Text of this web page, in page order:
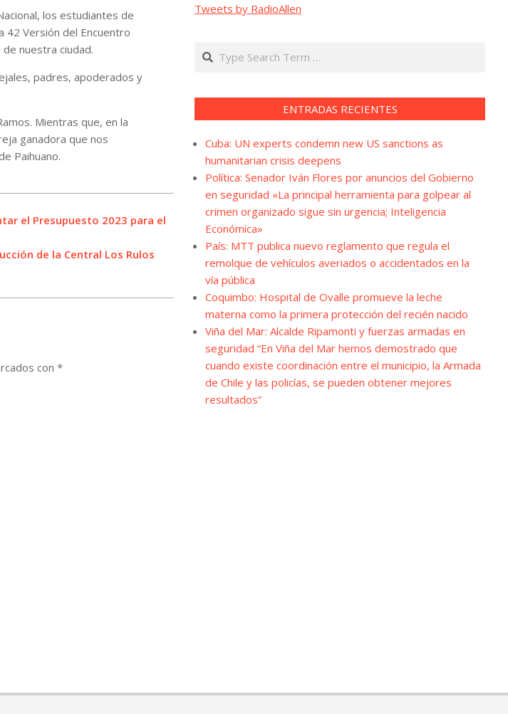
los estudiantes de
42 Versión del Encuentro
nuestra ciudad.
padres, apoderados y
Mientras que, en la
ganadora que nos
Paihuano.
el Presupuesto 2023 para el
de la Central Los Rulos
con *
Tweets by RadioAllen
Search
ENTRADAS RECIENTES
Cuba: UN experts condemn new US sanctions as
humanitarian crisis deepens
Política: Senador Iván Flores por anuncios del Gobierno
en seguridad «La principal herramienta para golpear al
crimen organizado sigue sin urgencia; Inteligencia
Económica»
País: MTT publica nuevo reglamento que regula el
remolque de vehículos averiados o accidentados en la
vía pública
Coquimbo: Hospital de Ovalle promueve la leche
materna como la primera protección del recién nacido
Viña del Mar: Alcalde Ripamonti y fuerzas armadas en
seguridad “En Viña del Mar hemos demostrado que
cuando existe coordinación entre el municipio, la Armada
de Chile y las policías, se pueden obtener mejores
resultados”